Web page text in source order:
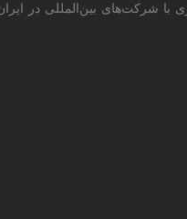
با شرکت‌های بین‌المللی در